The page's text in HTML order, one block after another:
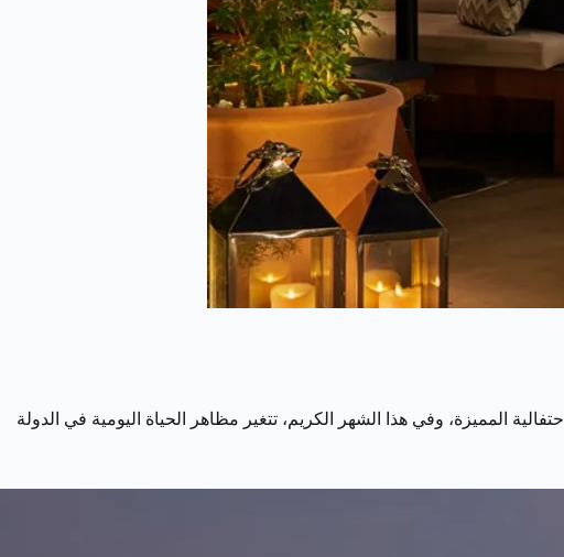
المميزة، وفي هذا الشهر الكريم، تتغير مظاهر الحياة اليومية في الدولة